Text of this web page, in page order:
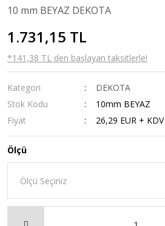
10 mm BEYAZ DEKOTA
1.731,15 TL
*141,38 TL den başlayan taksitlerle!
Kategori
DEKOTA
Stok Kodu
10mm BEYAZ
Fiyat
26,29 EUR + KDV
Ölçü